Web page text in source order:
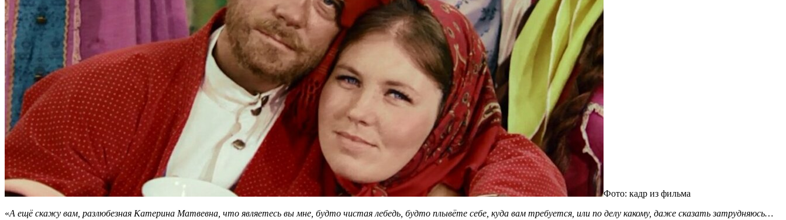
Фото: кадр из фильма
«А ещё скажу вам, разлюбезная Катерина Матвевна, что являетесь вы мне, будто чистая лебедь, будто плывёте себе, куда вам требуется, или по делу какому, даже сказать затрудняюсь…